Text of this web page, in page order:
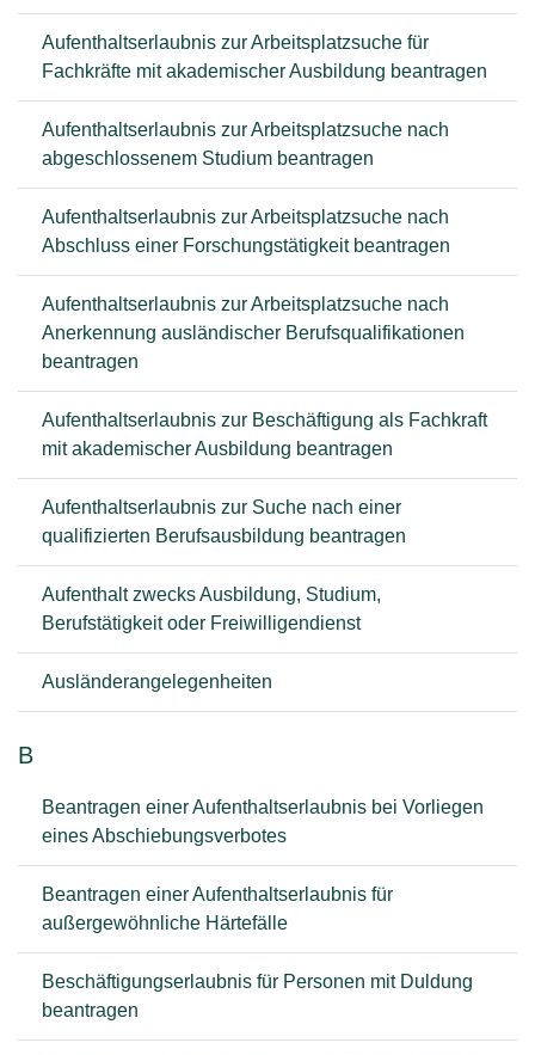
Aufenthaltserlaubnis zur Arbeitsplatzsuche für
Fachkräfte mit akademischer Ausbildung beantragen
Aufenthaltserlaubnis zur Arbeitsplatzsuche nach
abgeschlossenem Studium beantragen
Aufenthaltserlaubnis zur Arbeitsplatzsuche nach
Abschluss einer Forschungstätigkeit beantragen
Aufenthaltserlaubnis zur Arbeitsplatzsuche nach
Anerkennung ausländischer Berufsqualifikationen
beantragen
Aufenthaltserlaubnis zur Beschäftigung als Fachkraft
mit akademischer Ausbildung beantragen
Aufenthaltserlaubnis zur Suche nach einer
qualifizierten Berufsausbildung beantragen
Aufenthalt zwecks Ausbildung, Studium,
Berufstätigkeit oder Freiwilligendienst
Ausländerangelegenheiten
B
Beantragen einer Aufenthaltserlaubnis bei Vorliegen
eines Abschiebungsverbotes
Beantragen einer Aufenthaltserlaubnis für
außergewöhnliche Härtefälle
Beschäftigungserlaubnis für Personen mit Duldung
beantragen